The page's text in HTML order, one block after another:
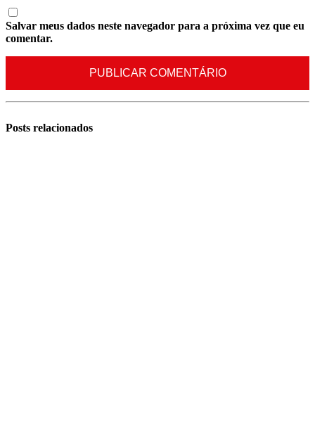
Salvar meus dados neste navegador para a próxima vez que eu
comentar.
Posts relacionados